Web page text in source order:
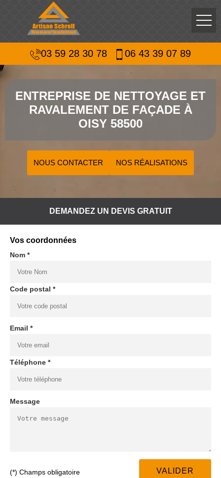
03 59 28 30 78 06 43 39 07 89
ENTREPRISE DE NETTOYAGE ET
RAVALEMENT DE FAÇADE À
OISY 58500
NOUS CONTACTER NOS RÉALISATIONS
DEMANDEZ UN DEVIS GRATUIT
Vos coordonnées
Nom *
Code postal *
Email *
Téléphone *
Message
(*) Champs obligatoire